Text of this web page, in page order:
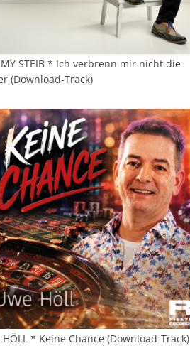
STEIB * Ich verbrenn mir nicht die
(Download-Track)
HÖLL * Keine Chance (Download-Track)